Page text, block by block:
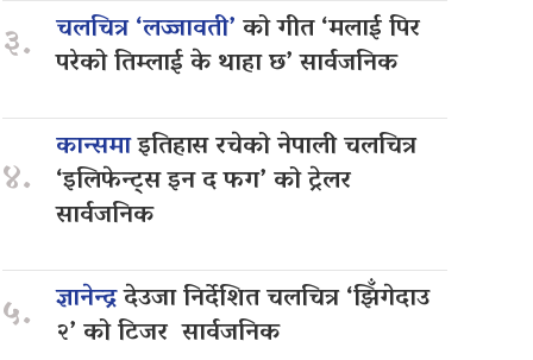
३. चलचित्र ‘लज्जावती’को गीत ‘मलाई पिर
परेको तिम्लाई के थाहा छ’ सार्वजनिक
४.
कान्समाइतिहास रचेको नेपाली चलचित्र
‘इलिफेन्ट्स इन द फग’ को ट्रेलर
सार्वजनिक
५. ज्ञानेन्द्रदेउजा निर्देशित चलचित्र ‘झिँगेदाउ
२’ को टिजर सार्वजनिक